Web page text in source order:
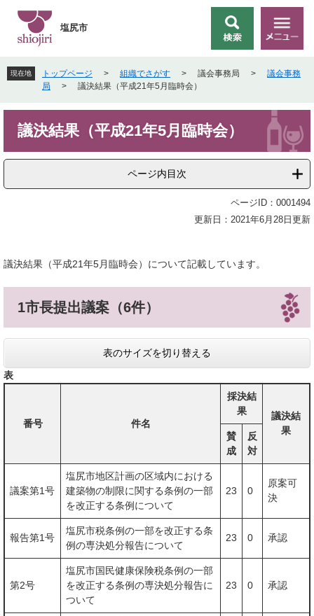
先
頭
す
を
飛
し
文
索
メ
ニ
ー
塩尻市
現在地 トップページ > 組織でさがす > 議会事務局 >
議会事務
局
> 議決結果（平成21年5月臨時会）
議決結果（平成21年5月臨時会）
ページ内目次
ページID：0001494
更新日：2021年6月28日更新
議決結果（平成21年5月臨時会）について記載しています。
1市長提出議案（6件）
表のサイズを切り替える
表
番号 件名
採決結
果
議決結
果
賛
成
反
対
議案第1号
塩尻市地区計画の区域内における
建築物の制限に関する条例の一部
を改正する条例について
23 0
原案可
決
報告第1号
塩尻市税条例の一部を改正する条
例の専決処分報告について
23 0 承認
第2号
塩尻市国民健康保険税条例の一部
を改正する条例の専決処分報告に
ついて
23 0 承認